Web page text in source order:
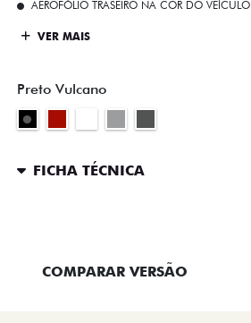
AEROFÓLIO TRASEIRO NA COR DO VEÍCULO
VER MAIS
Preto Vulcano
FICHA TÉCNICA
COMPARAR VERSÃO